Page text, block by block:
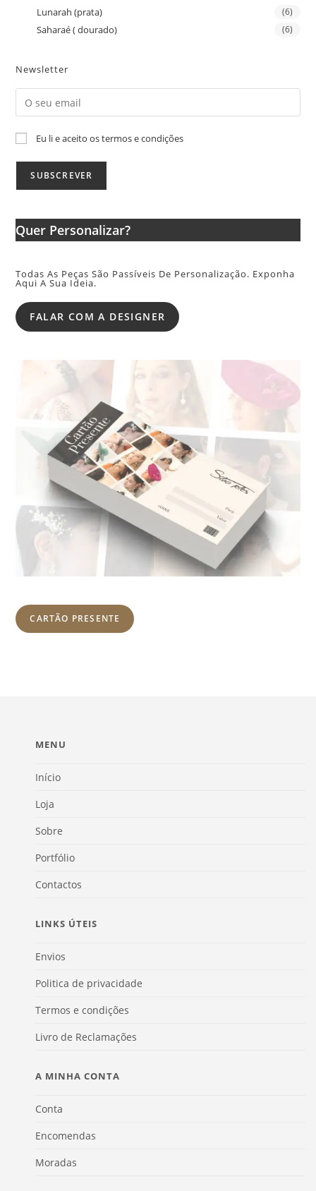
Lunarah (prata) (6)
Saharaé ( dourado) (6)
Newsletter
Eu li e aceito os termos e condições
Quer Personalizar?
Todas As Peças São Passíveis De Personalização. Exponha
Aqui A Sua Ideia.
FALAR COM A DESIGNER
CARTÃO PRESENTE
MENU
Início
Loja
Sobre
Portfólio
Contactos
LINKS ÚTEIS
Envios
Politica de privacidade
Termos e condições
Livro de Reclamações
A MINHA CONTA
Conta
Encomendas
Moradas